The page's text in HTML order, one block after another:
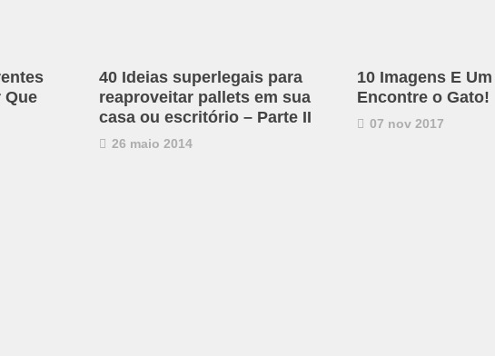
Que
40 Ideias superlegais para
reaproveitar pallets em sua
casa ou escritório – Parte II
26 maio 2014
10 Imagens E
Encontre o Gato!
07 nov 2017